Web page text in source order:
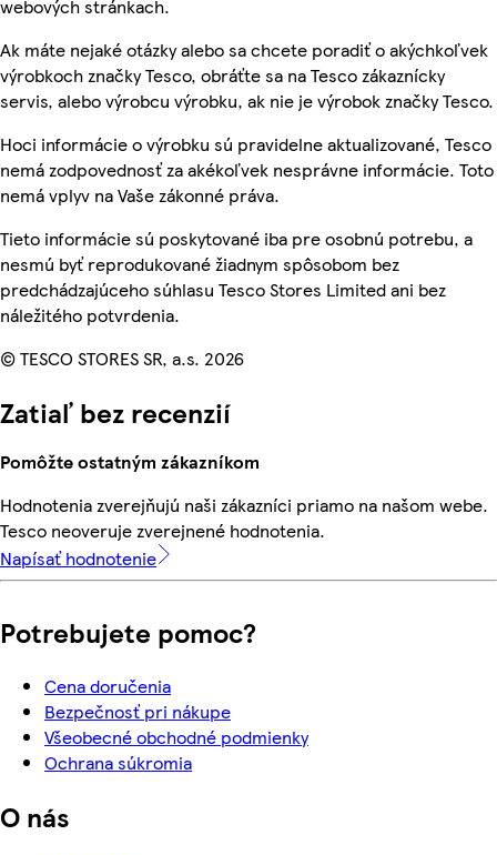
webových stránkach.
Ak máte nejaké otázky alebo sa chcete poradiť o akýchkoľvek
výrobkoch značky Tesco, obráťte sa na Tesco zákaznícky
servis, alebo výrobcu výrobku, ak nie je výrobok značky Tesco.
Hoci informácie o výrobku sú pravidelne aktualizované, Tesco
nemá zodpovednosť za akékoľvek nesprávne informácie. Toto
nemá vplyv na Vaše zákonné práva.
Tieto informácie sú poskytované iba pre osobnú potrebu, a
nesmú byť reprodukované žiadnym spôsobom bez
predchádzajúceho súhlasu Tesco Stores Limited ani bez
náležitého potvrdenia.
© TESCO STORES SR, a.s. 2026
Zatiaľ bez recenzií
Pomôžte ostatným zákazníkom
Hodnotenia zverejňujú naši zákazníci priamo na našom webe.
Tesco neoveruje zverejnené hodnotenia.
Napísať hodnotenie
Potrebujete pomoc?
Cena doručenia
Bezpečnosť pri nákupe
Všeobecné obchodné podmienky
Ochrana súkromia
O nás